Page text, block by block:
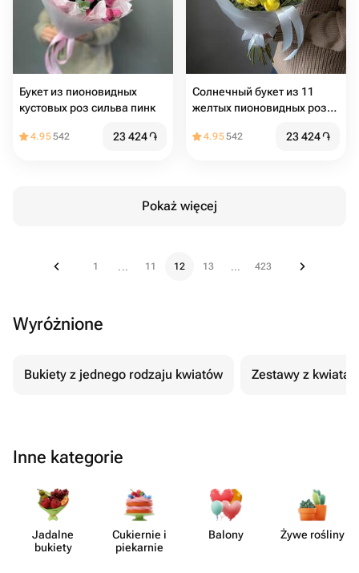
Букет из пионовидных
кустовых роз сильва пинк
4.95542 23 424֏
Солнечный букет из 11
желтых пионовидных роз
4.95542 23 424֏
Pokaż więcej
1 ... 11 12 13 ... 423
Wyróżnione
Bukiety z jednego rodzaju kwiatów Zestawy z
Inne kategorie
Jadalne
bukiety
Cukiernie i
piekarnie
Balony Żywe rośliny